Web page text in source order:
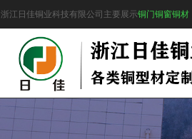
浙江日佳铜业科技有限公司主要展示铜门铜窗铜材